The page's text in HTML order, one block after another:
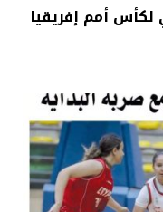
لكأس أمم إفريقيا